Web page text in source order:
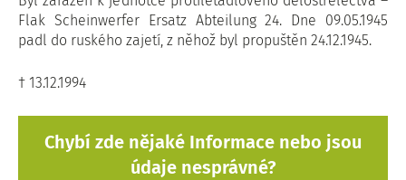
Flak Scheinwerfer Ersatz Abteilung 24. Dne 09.05.1945
padl do ruského zajetí, z něhož byl propuštěn 24.12.1945.
† 13.12.1994
Chybí zde nějaké Informace nebo jsou
údaje nesprávné?